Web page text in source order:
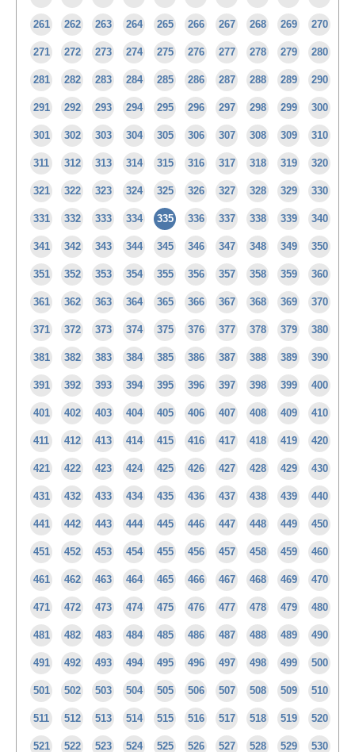
261 262 263 264 265 266 267 268 269 270
271 272 273 274 275 276 277 278 279 280
281 282 283 284 285 286 287 288 289 290
291 292 293 294 295 296 297 298 299 300
301 302 303 304 305 306 307 308 309 310
311 312 313 314 315 316 317 318 319 320
321 322 323 324 325 326 327 328 329 330
331 332 333 334 335 336 337 338 339 340
341 342 343 344 345 346 347 348 349 350
351 352 353 354 355 356 357 358 359 360
361 362 363 364 365 366 367 368 369 370
371 372 373 374 375 376 377 378 379 380
381 382 383 384 385 386 387 388 389 390
391 392 393 394 395 396 397 398 399 400
401 402 403 404 405 406 407 408 409 410
411 412 413 414 415 416 417 418 419 420
421 422 423 424 425 426 427 428 429 430
431 432 433 434 435 436 437 438 439 440
441 442 443 444 445 446 447 448 449 450
451 452 453 454 455 456 457 458 459 460
461 462 463 464 465 466 467 468 469 470
471 472 473 474 475 476 477 478 479 480
481 482 483 484 485 486 487 488 489 490
491 492 493 494 495 496 497 498 499 500
501 502 503 504 505 506 507 508 509 510
511 512 513 514 515 516 517 518 519 520
521 522 523 524 525 526 527 528 529 530